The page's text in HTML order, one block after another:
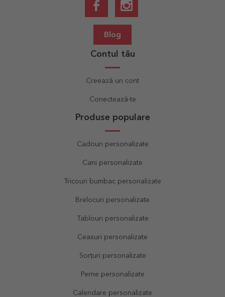
Blog
Contul tău
Creează un cont
Conectează-te
Produse populare
Cadouri personalizate
Cani personalizate
Tricouri bumbac personalizate
Brelocuri personalizate
Tablouri personalizate
Ceasuri personalizate
Sorțuri personalizate
Perne personalizate
Calendare personalizate